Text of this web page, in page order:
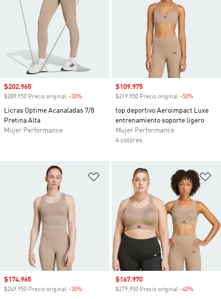
Precio de venta
$202.965
$289.950 Precio original -30%
Licras Optime Acanaladas 7/8
Pretina Alta
Mujer Performance
Precio de venta
$109.975
$219.950 Precio original -50%
top deportivo Aeroimpact Luxe
entrenamiento soporte ligero
Mujer Performance
4 colores
Añadir a la lista de deseos
Precio de venta
$174.965
$249.950 Precio original -30%
Precio de venta
$167.970
$279.950 Precio original -40%